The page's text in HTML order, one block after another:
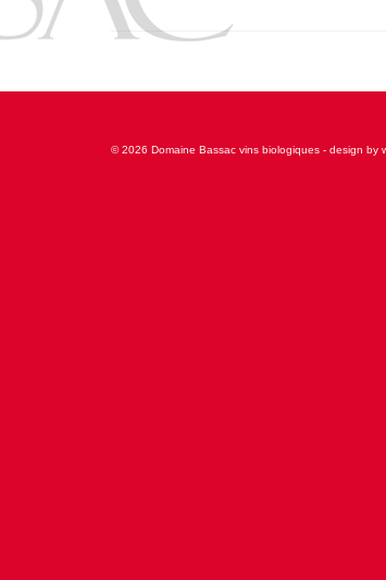
© 2026 Domaine Bassac vins biologiques - design by